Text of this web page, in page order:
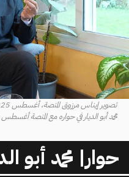
تصوير إيناس مرزوق المنصة، أغسطس 2025
محمد أبو الديار في حواره مع المنصة أغسطس 2025
حوار| محمد أبو